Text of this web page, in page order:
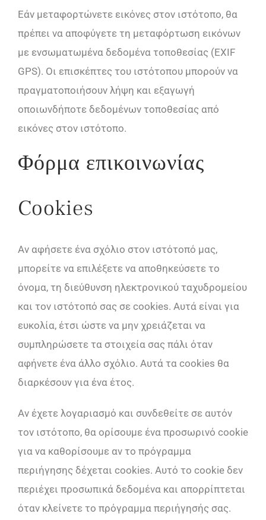
Εάν μεταφορτώνετε εικόνες στον ιστότοπο, θα
πρέπει να αποφύγετε τη μεταφόρτωση εικόνων
με ενσωματωμένα δεδομένα τοποθεσίας (EXIF
GPS). Οι επισκέπτες του ιστότοπου μπορούν να
πραγματοποιήσουν λήψη και εξαγωγή
οποιωνδήποτε δεδομένων τοποθεσίας από
εικόνες στον ιστότοπο.
Φόρμα επικοινωνίας
Cookies
Αν αφήσετε ένα σχόλιο στον ιστότοπό μας,
μπορείτε να επιλέξετε να αποθηκεύσετε το
όνομα, τη διεύθυνση ηλεκτρονικού ταχυδρομείου
και τον ιστότοπό σας σε cookies. Αυτά είναι για
ευκολία, έτσι ώστε να μην χρειάζεται να
συμπληρώσετε τα στοιχεία σας πάλι όταν
αφήνετε ένα άλλο σχόλιο. Αυτά τα cookies θα
διαρκέσουν για ένα έτος.
Αν έχετε λογαριασμό και συνδεθείτε σε αυτόν
τον ιστότοπο, θα ορίσουμε ένα προσωρινό cookie
για να καθορίσουμε αν το πρόγραμμα
περιήγησης δέχεται cookies. Αυτό το cookie δεν
περιέχει προσωπικά δεδομένα και απορρίπτεται
όταν κλείνετε το πρόγραμμα περιήγησής σας.